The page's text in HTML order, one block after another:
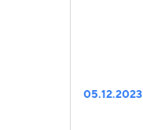
05.12.2023